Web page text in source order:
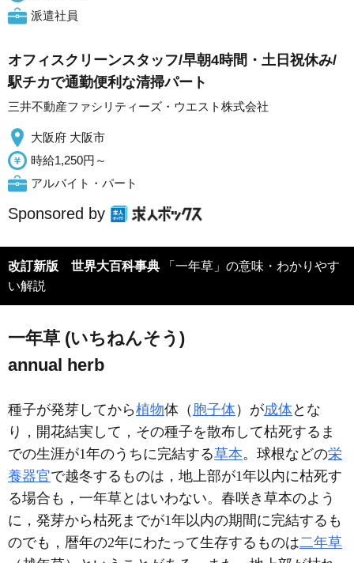
派遣社員
オフィスクリーンスタッフ/早朝4時間・土日祝休み/
駅チカで通勤便利な清掃パート
三井不動産ファシリティーズ・ウエスト株式会社
大阪府 大阪市
時給1,250円～
アルバイト・パート
Sponsored by
改訂新版 世界大百科事典 「一年草」の意味・わかりやす
い解説
一年草 (いちねんそう)
annual herb
種子が発芽してから植物体（ 胞子体）が成体とな
り，開花結実して，その種子を散布して枯死するま
での生涯が1年のうちに完結する草本。球根などの栄
養器官で越冬するものは，地上部が1年以内に枯死す
る場合も，一年草とはいわない。春咲き草本のよう
に，発芽から枯死までが1年以内の期間に完結するも
のでも，暦年の2年にわたって生存するものは二年草